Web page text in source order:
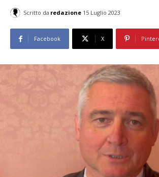
Scritto da redazione 15 Luglio 2023
Facebook X